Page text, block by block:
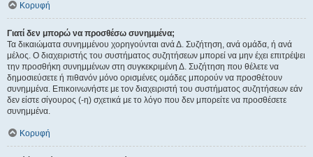
Κορυφή
Γιατί δεν μπορώ να προσθέσω συνημμένα;
Τα δικαιώματα συνημμένου χορηγούνται ανά Δ. Συζήτηση, ανά ομάδα, ή ανά
μέλος. Ο διαχειριστής του συστήματος συζητήσεων μπορεί να μην έχει επιτρέψει
την προσθήκη συνημμένων στη συγκεκριμένη Δ. Συζήτηση που θέλετε να
δημοσιεύσετε ή πιθανόν μόνο ορισμένες ομάδες μπορούν να προσθέτουν
συνημμένα. Επικοινωνήστε με τον διαχειριστή του συστήματος συζητήσεων εάν
δεν είστε σίγουρος (-η) σχετικά με το λόγο που δεν μπορείτε να προσθέσετε
συνημμένα.
Κορυφή